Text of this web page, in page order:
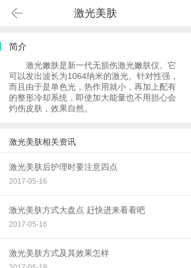
激光美肤
简介
激光嫩肤是新一代无损伤激光嫩肤仪。它
可以发出波长为1064纳米的激光。针对性强，
而且由于是单色光，热作用就小，再加上配有
的整形冷却系统，即使加大能量也不用担心会
灼伤皮肤，效果自然。
激光美肤相关资讯
激光美肤后护理时要注意四点
2017-05-16
激光美肤方式大盘点 赶快进来看看吧
2017-05-16
激光美肤方式及其效果怎样